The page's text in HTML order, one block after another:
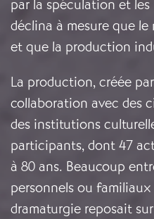
par la spéculation et
déclina à mesure que
et que la production
La production, créée par
collaboration avec des
des institutions
participants, dont 47
à 80 ans. Beaucoup
personnels ou familiaux
dramaturgie reposait